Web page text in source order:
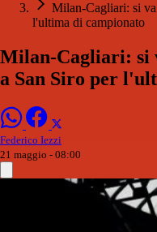
Milan-Cagliari: si
l'ultima di campionato
Milan-Cagliari: si
a San Siro per
Federico Iezzi
21 maggio - 08:00